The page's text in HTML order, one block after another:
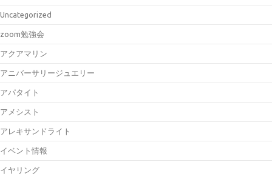
Uncategorized
zoom勉強会
アクアマリン
アニバーサリージュエリー
アパタイト
アメシスト
アレキサンドライト
イベント情報
イヤリング